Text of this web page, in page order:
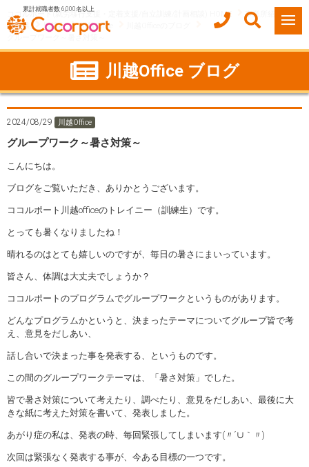
累計就職者数 6,000名以上
ココルポート(就労移行支援・定着支援/自立訓練/計画相談) HOME
事業所紹介
埼玉県
川越市 川越Office
グループワーク～暑さ対策～
川越Office ブログ
2024/08/29 川越Office
グループワーク～暑さ対策～
こんにちは。
ブログをご覧いただき、ありかとうございます。
ココルポート川越officeのトレイニー（訓練生）です。
とっても暑くなりましたね！
晴れるのはとても嬉しいのですが、毎日の暑さにまいっています。
皆さん、体調は大丈夫でしょうか？
ココルポートのプログラムでグループワークというものがあります。
どんなプログラムかというと、決まったテーマについてグループ皆で考
え、意見をだしあい、
話し合いで決まった事を発表する、というものです。
この間のグループワークテーマは、「暑さ対策」でした。
皆で暑さ対策について考えたり、調べたり、意見をだしあい、最後に大
きな紙に考えた対策を書いて、発表しました。
あがり症の私は、発表の時、毎回緊張してしまいます(〃´∪｀〃)
次回は緊張なく発表する事が、今ある目標の一つです。